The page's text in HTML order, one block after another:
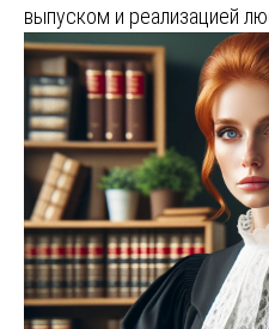
выпуском и реализацией